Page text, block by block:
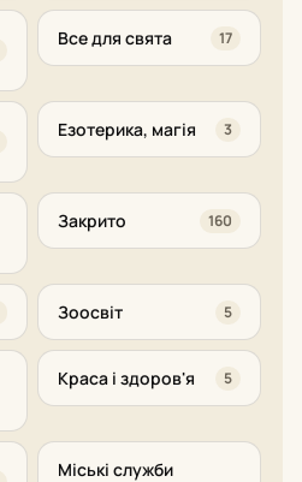
Все для свята 17
Езотерика, магія 3
Закрито 160
Зоосвіт 5
Краса і здоров'я 5
Міські служби